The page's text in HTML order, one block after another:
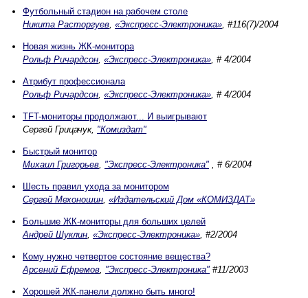
Футбольный стадион на рабочем столе
Никита Расторгуев, «Экспресс-Электроника», #116(7)/2004
Новая жизнь ЖК-монитора
Рольф Ричардсон, «Экспресс-Электроника», # 4/2004
Атрибут профессионала
Рольф Ричардсон, «Экспресс-Электроника», # 4/2004
TFT-мониторы продолжают... И выигрывают
Сергей Грицачук, "Комиздат"
Быстрый монитор
Михаил Григорьев, "Экспресс-Электроника" , # 6/2004
Шесть правил ухода за монитором
Сергей Мехоношин, «Издательский Дом «КОМИЗДАТ»
Большие ЖК-мониторы для больших целей
Андрей Шуклин, «Экспресс-Электроника», #2/2004
Кому нужно четвертое состояние вещества?
Арсений Ефремов, "Экспресс-Электроника" #11/2003
Хорошей ЖК-панели должно быть много!